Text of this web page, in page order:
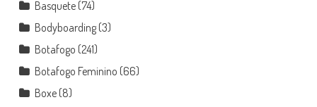
Basquete(74)
Bodyboarding(3)
Botafogo (241)
Botafogo Feminino (66)
Boxe(8)